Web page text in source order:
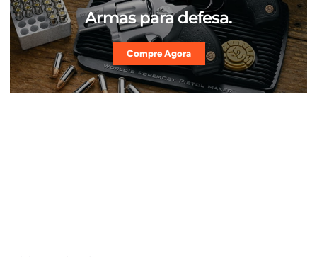
Armas para defesa.
Compre Agora